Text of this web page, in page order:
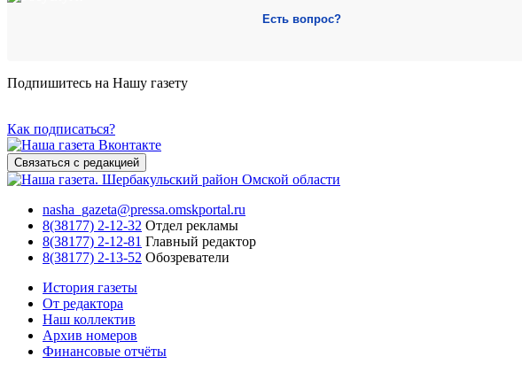
Есть вопрос?
Подпишитесь на Нашу газету
Как подписаться?
Связаться с редакцией
nasha_gazeta@pressa.omskportal.ru
8(38177) 2-12-32 Отдел рекламы
8(38177) 2-12-81 Главный редактор
8(38177) 2-13-52 Обозреватели
История газеты
От редактора
Наш коллектив
Архив номеров
Финансовые отчёты